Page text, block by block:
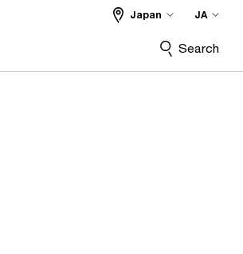
Japan JA
Search